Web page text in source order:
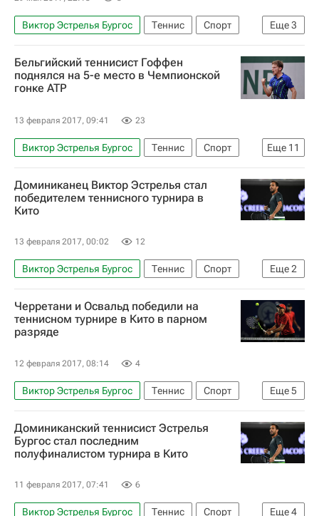
Еще3
Виктор Эстрелья Бургос Теннис
Спорт
Открытый чемпионат Франции по теннису - 2017 "Ролан Гаррос". 22 мая - 11 июня
Теймураз Габашвили
Ришар Гаске
Бельгийский теннисист Гоффен
поднялся на 5-е место в Чемпионской
гонке ATP
13 февраля 2017, 09:41 23
Еще 11
Виктор Эстрелья Бургос Теннис
Спорт
Ассоциация теннисистов-профессионалов (ATP)
ATP 250 Кито
ATP 250 Монпелье
Андрей Рублев
Григор Димитров
Давид Гоффен
Рафаэль Надаль
Роджер Федерер
Даниил Медведев
Андрей Кузнецов (теннисист)
Доминиканец Виктор Эстрелья стал
победителем теннисного турнира в
Кито
13 февраля 2017, 00:02 12
Еще2
Виктор Эстрелья Бургос Теннис
Спорт
ATP 250 Кито
Паоло Лоренци
Черретани и Освальд победили на
теннисном турнире в Кито в парном
разряде
12 февраля 2017, 08:14 4
Еще5
Виктор Эстрелья Бургос Теннис
Спорт
ATP 250 Кито
Хулио Перальта
Паоло Лоренци
Орасио Себальос
Филипп Освальд
Доминиканский теннисист Эстрелья
Бургос стал последним
полуфиналистом турнира в Кито
11 февраля 2017, 07:41 6
Еще4
Виктор Эстрелья Бургос Теннис Спорт